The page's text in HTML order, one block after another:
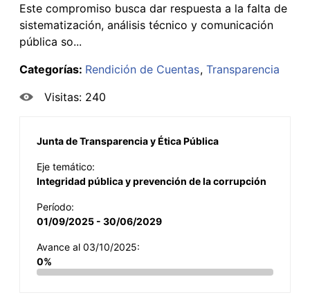
Este compromiso busca dar respuesta a la falta de
sistematización, análisis técnico y comunicación
pública so...
Categorías: Rendición de Cuentas Transparencia
Visitas: 240
Junta de Transparencia y Ética Pública
Eje temático:
Integridad pública y prevención de la corrupción
Período:
01/09/2025 - 30/06/2029
Avance al 03/10/2025:
0%